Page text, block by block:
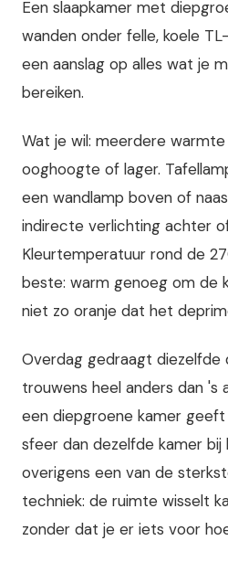
Een slaapkamer met
wanden onder felle, koele
een aanslag op alles wat je
bereiken.
Wat je wil: meerdere
ooghoogte of lager.
een wandlamp boven of
indirecte verlichting achter
Kleurtemperatuur rond de
beste: warm genoeg om de
niet zo oranje dat het
Overdag gedraagt diezelfde
trouwens heel anders dan 's
een diepgroene kamer
sfeer dan dezelfde kamer bij
overigens een van de
techniek: de ruimte wisselt
zonder dat je er iets voor